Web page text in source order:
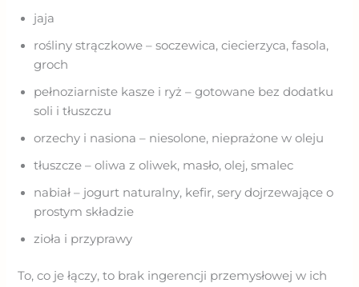
jaja
rośliny strączkowe – soczewica, ciecierzyca, fasola,
groch
pełnoziarniste kasze i ryż – gotowane bez dodatku
soli i tłuszczu
orzechy i nasiona – niesolone, nieprażone w oleju
tłuszcze – oliwa z oliwek, masło, olej, smalec
nabiał – jogurt naturalny, kefir, sery dojrzewające o
prostym składzie
zioła i przyprawy
To, co je łączy, to brak ingerencji przemysłowej w ich